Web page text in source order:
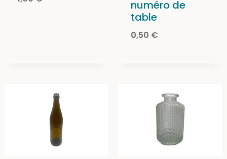
numéro de
table
0,50 €